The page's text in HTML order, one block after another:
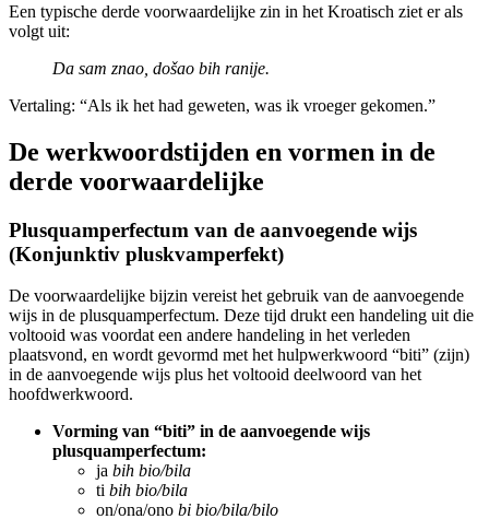
Een typische derde voorwaardelijke zin in het Kroatisch ziet er als
volgt uit:
Da sam znao, došao bih ranije.
Vertaling: “Als ik het had geweten, was ik vroeger gekomen.”
De werkwoordstijden en vormen in de
derde voorwaardelijke
Plusquamperfectum van de aanvoegende wijs
(Konjunktiv pluskvamperfekt)
De voorwaardelijke bijzin vereist het gebruik van de aanvoegende
wijs in de plusquamperfectum. Deze tijd drukt een handeling uit die
voltooid was voordat een andere handeling in het verleden
plaatsvond, en wordt gevormd met het hulpwerkwoord “biti” (zijn)
in de aanvoegende wijs plus het voltooid deelwoord van het
hoofdwerkwoord.
Vorming van “biti” in de aanvoegende wijs
plusquamperfectum:
ja bih bio/bila
ti bih bio/bila
on/ona/ono bi bio/bila/bilo